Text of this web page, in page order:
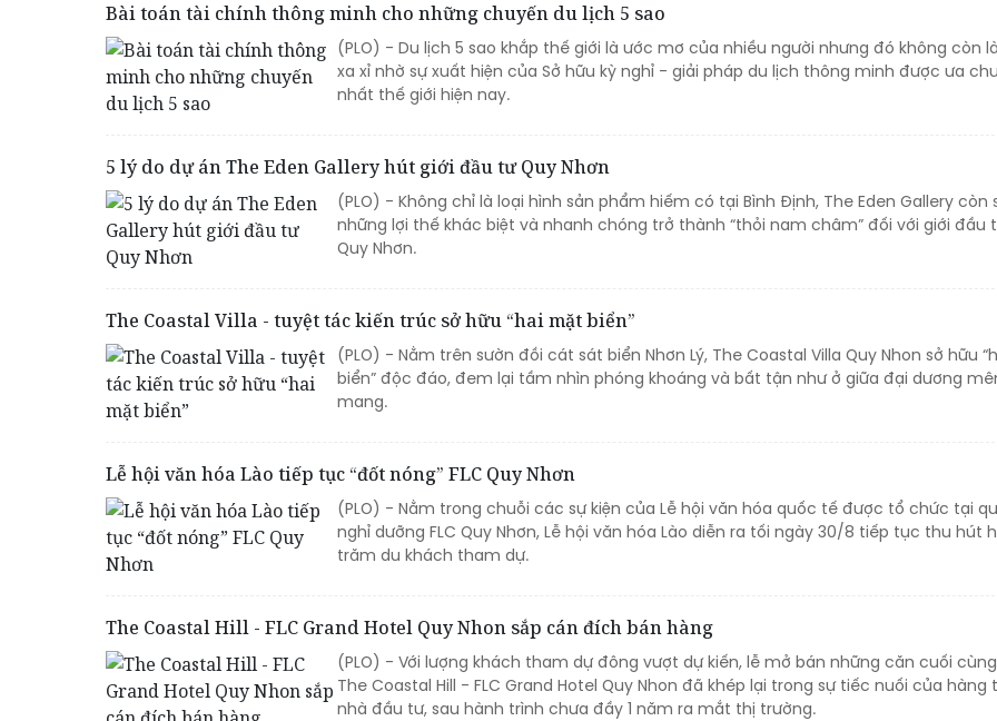
Bài toán tài chính thông minh cho những chuyến du lịch 5 sao
(PLO) - Du lịch 5 sao khắp thế giới là ước mơ của nhiều người nhưng đó không còn
xa xỉ nhờ sự xuất hiện của Sở hữu kỳ nghỉ - giải pháp du lịch thông minh được ưa
nhất thế giới hiện nay.
5 lý do dự án The Eden Gallery hút giới đầu tư Quy Nhơn
(PLO) - Không chỉ là loại hình sản phẩm hiếm có tại Bình Định, The Eden Gallery còn
những lợi thế khác biệt và nhanh chóng trở thành “thỏi nam châm” đối với giới đầu
Quy Nhơn.
The Coastal Villa - tuyệt tác kiến trúc sở hữu “hai mặt biển”
(PLO) - Nằm trên sườn đồi cát sát biển Nhơn Lý, The Coastal Villa Quy Nhon sở hữu
biển” độc đáo, đem lại tầm nhìn phóng khoáng và bất tận như ở giữa đại dương
mang.
Lễ hội văn hóa Lào tiếp tục “đốt nóng” FLC Quy Nhơn
(PLO) - Nằm trong chuỗi các sự kiện của Lễ hội văn hóa quốc tế được tổ chức tại
nghỉ dưỡng FLC Quy Nhơn, Lễ hội văn hóa Lào diễn ra tối ngày 30/8 tiếp tục thu hút
trăm du khách tham dự.
The Coastal Hill - FLC Grand Hotel Quy Nhon sắp cán đích bán hàng
(PLO) - Với lượng khách tham dự đông vượt dự kiến, lễ mở bán những căn cuối
The Coastal Hill - FLC Grand Hotel Quy Nhon đã khép lại trong sự tiếc nuối của hàng
nhà đầu tư, sau hành trình chưa đầy 1 năm ra mắt thị trường.